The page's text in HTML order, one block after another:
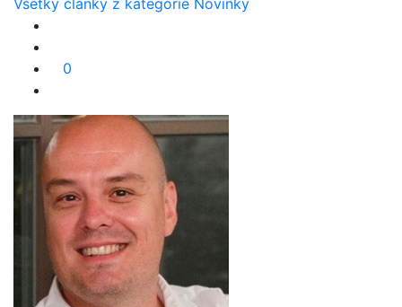
Všetky články z kategórie Novinky
0